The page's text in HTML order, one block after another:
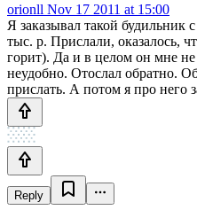
orionll Nov 17 2011 at 15:00
Я заказывал такой будильник
тыс. р. Прислали, оказалось,
горит). Да и в целом он мне
неудобно. Отослал обратно.
прислать. А потом я про него
Reply